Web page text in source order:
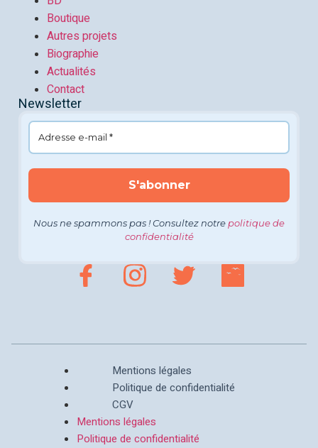
Boutique
Autres projets
Biographie
Actualités
Contact
Newsletter
Nous ne spammons pas ! Consultez notrepolitique de
confidentialité
Mentions légales
Politique de confidentialité
CGV
Mentions légales
Politique de confidentialité